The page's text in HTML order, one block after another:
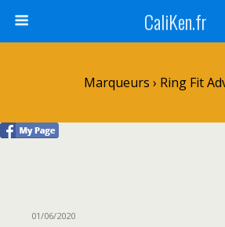
CaliKen.fr
Marqueurs › Ring Fit
01/06/2020